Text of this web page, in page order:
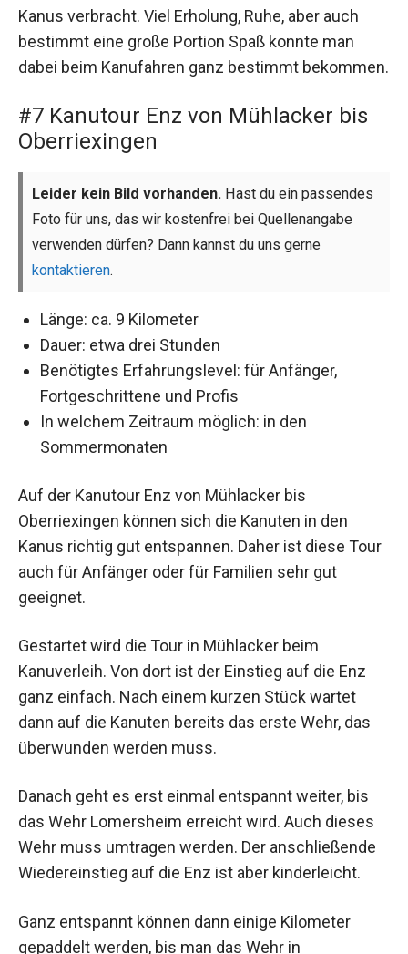
Kanus verbracht. Viel Erholung, Ruhe, aber auch
bestimmt eine große Portion Spaß konnte man
dabei beim Kanufahren ganz bestimmt bekommen.
#7 Kanutour Enz von Mühlacker bis
Oberriexingen
Leider kein Bild vorhanden. Hast du ein passendes
Foto für uns, das wir kostenfrei bei Quellenangabe
verwenden dürfen? Dann kannst du uns gerne
kontaktieren.
Länge: ca. 9 Kilometer
Dauer: etwa drei Stunden
Benötigtes Erfahrungslevel: für Anfänger,
Fortgeschrittene und Profis
In welchem Zeitraum möglich: in den
Sommermonaten
Auf der Kanutour Enz von Mühlacker bis
Oberriexingen können sich die Kanuten in den
Kanus richtig gut entspannen. Daher ist diese Tour
auch für Anfänger oder für Familien sehr gut
geeignet.
Gestartet wird die Tour in Mühlacker beim
Kanuverleih. Von dort ist der Einstieg auf die Enz
ganz einfach. Nach einem kurzen Stück wartet
dann auf die Kanuten bereits das erste Wehr, das
überwunden werden muss.
Danach geht es erst einmal entspannt weiter, bis
das Wehr Lomersheim erreicht wird. Auch dieses
Wehr muss umtragen werden. Der anschließende
Wiedereinstieg auf die Enz ist aber kinderleicht.
Ganz entspannt können dann einige Kilometer
gepaddelt werden, bis man das Wehr in